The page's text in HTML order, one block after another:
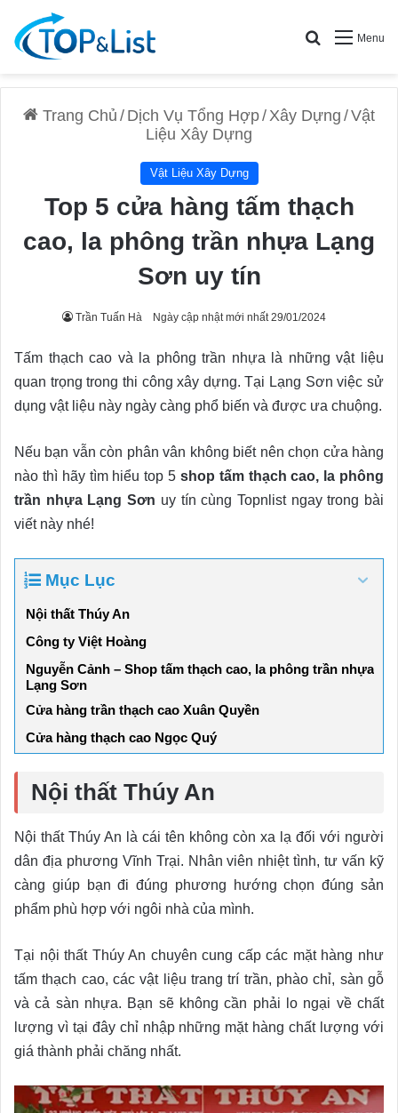
Menu
Search for
Trang Chủ / Dịch Vụ Tổng Hợp/Xây Dựng /Vật
Liệu Xây Dựng
Vật Liệu Xây Dựng
Top 5 cửa hàng tấm thạch
cao, la phông trần nhựa Lạng
Sơn uy tín
Trần Tuấn Hà Ngày cập nhật mới nhất 29/01/2024
Tấm thạch cao và la phông trần nhựa là những vật liệu
quan trọng trong thi công xây dựng. Tại Lạng Sơn việc sử
dụng vật liệu này ngày càng phổ biến và được ưa chuộng.
Nếu bạn vẫn còn phân vân không biết nên chọn cửa hàng
nào thì hãy tìm hiểu top 5 shop tấm thạch cao, la phông
trần nhựa Lạng Sơn uy tín cùng Topnlist ngay trong bài
viết này nhé!
Mục Lục
Nội thất Thúy An
Công ty Việt Hoàng
Nguyễn Cảnh – Shop tấm thạch cao, la phông trần nhựa
Lạng Sơn
Cửa hàng trần thạch cao Xuân Quyền
Cửa hàng thạch cao Ngọc Quý
Nội thất Thúy An
Nội thất Thúy An là cái tên không còn xa lạ đối với người
dân địa phương Vĩnh Trại. Nhân viên nhiệt tình, tư vấn kỹ
càng giúp bạn đi đúng phương hướng chọn đúng sản
phẩm phù hợp với ngôi nhà của mình.
Tại nội thất Thúy An chuyên cung cấp các mặt hàng như
tấm thạch cao, các vật liệu trang trí trần, phào chỉ, sàn gỗ
và cả sàn nhựa. Bạn sẽ không cần phải lo ngại về chất
lượng vì tại đây chỉ nhập những mặt hàng chất lượng với
giá thành phải chăng nhất.